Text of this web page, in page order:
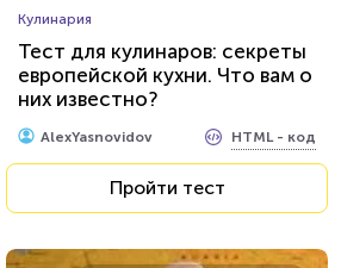
Тест: Какое хобби вам
подойдет?
Пройти тест
27 октября 2021
Кулинария
Тест для кулинаров: секреты
европейской кухни. Что вам о
них известно?
AlexYasnovidov HTML - код
Пройти тест